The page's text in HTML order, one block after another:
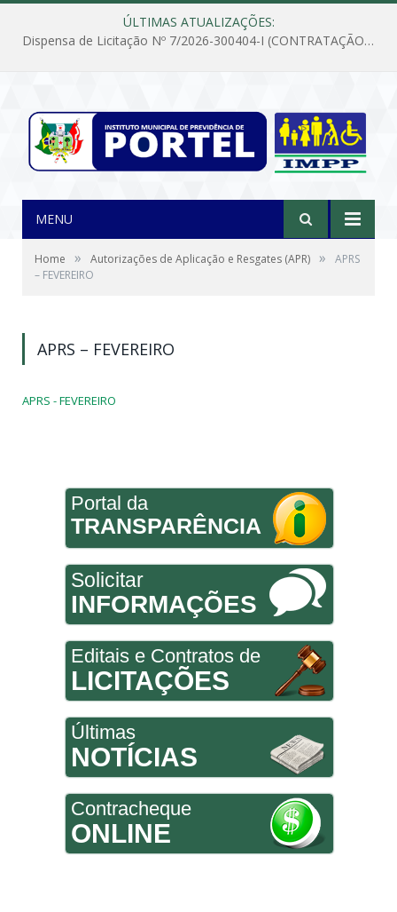
ÚLTIMAS ATUALIZAÇÕES:
Dispensa de Licitação Nº 7/2026-300404-I (CONTRATAÇÃO DE EMPRESA PARA MANUTENÇÃO E REPARAÇÃO DE APARELHOS DE AR CONDICIONADO, EM ATENDIMENTO ÀS NECESSIDADES DO INSTITUTO DE PREVIDÊNCIA MUNICIPAL DE PORTEL/PA)
MENU
Home » Autorizações de Aplicação e Resgates (APR) »
APRS
– FEVEREIRO
APRS – FEVEREIRO
APRS - FEVEREIRO
Portal da
TRANSPARÊNCIA
Solicitar
INFORMAÇÕES
Editais e Contratos de
LICITAÇÕES
Últimas
NOTÍCIAS
Contracheque
ONLINE